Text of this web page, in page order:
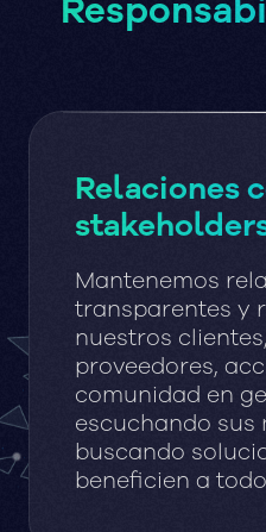
Relaciones
Mantenemos
transparentes y
nuestros
proveedores,
comunidad en
escuchando sus
buscando
beneficien a